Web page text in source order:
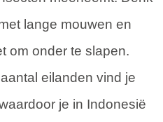
lange mouwen en
om onder te slapen.
eilanden vind je
je in Indonesië